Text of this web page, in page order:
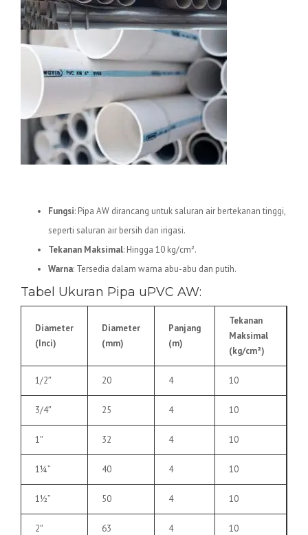
Fungsi: Pipa AW dirancang untuk saluran air bertekanan tinggi,
seperti saluran air bersih dan irigasi.
Tekanan Maksimal: Hingga 10 kg/cm².
Warna: Tersedia dalam warna abu-abu dan putih.
Tabel Ukuran Pipa uPVC AW:
Diameter
(Inci)
Diameter
(mm)
Panjang
(m)
Tekanan
Maksimal
(kg/cm²)
1/2″ 20 4 10
3/4″ 25 4 10
1″ 32 4 10
1¼” 40 4 10
1½” 50 4 10
2″ 63 4 10